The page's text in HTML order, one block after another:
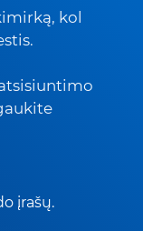
kol
įrašų.